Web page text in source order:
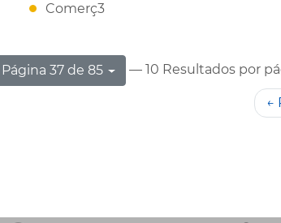
Comerç3
Página 37 de 85 — 10 Resultados por
←